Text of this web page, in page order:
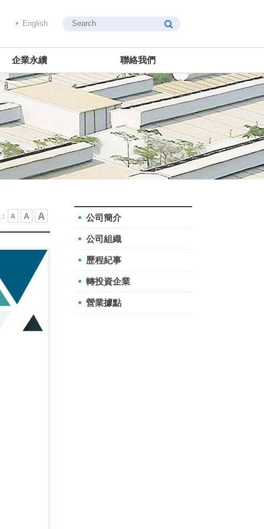
English
企業永續 聯絡我們
公司簡介
公司組織
歷程紀事
轉投資企業
營業據點
: A A A